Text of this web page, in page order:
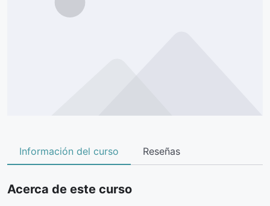
Información del curso Reseñas
Acerca de este curso